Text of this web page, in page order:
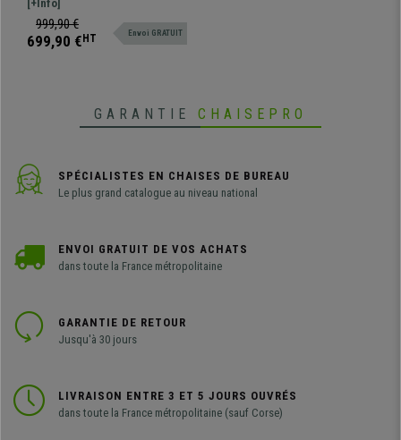
Design
avec dossier basculant. Design et
finitions parfaites, luxe et confort
au meilleur prix
[+Info]
999,90 €
699,90 € HT Envoi GRATUIT
GARANTIE CHAISEPRO
SPÉCIALISTES EN CHAISES DE BUREAU
Le plus grand catalogue au niveau national
ENVOI GRATUIT DE VOS ACHATS
dans toute la France métropolitaine
GARANTIE DE RETOUR
Jusqu'à 30 jours
LIVRAISON ENTRE 3 ET 5 JOURS OUVRÉS
dans toute la France métropolitaine (sauf Corse)